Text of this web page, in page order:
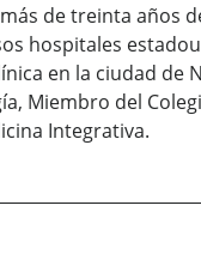
de treinta años
hospitales
en la ciudad de
Miembro del
Integrativa.